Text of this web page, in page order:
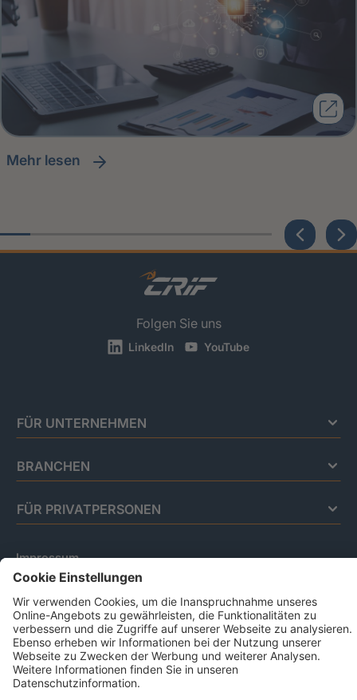
Mehr lesen
Folgen Sie uns
LinkedIn YouTube
FÜR UNTERNEHMEN
BRANCHEN
FÜR PRIVATPERSONEN
Impressum
Datenschutz
AGB Für Leistungen Im Risiko- Und
Chancenmanagement
AGB Für Data And Marketing Solutions
Business Ethics Policy